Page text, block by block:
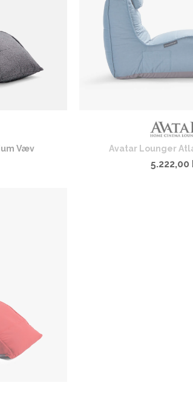
Væv Avatar Lounger
5.222,00